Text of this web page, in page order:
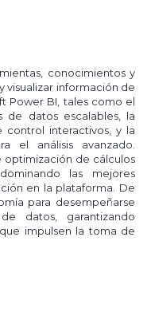
conocimientos y
visualizar información de
Power BI, tales como el
de datos escalables, la
interactivos, y la
el análisis avanzado.
optimización de cálculos
las mejores
en la plataforma. De
para desempeñarse
datos, garantizando
impulsen la toma de